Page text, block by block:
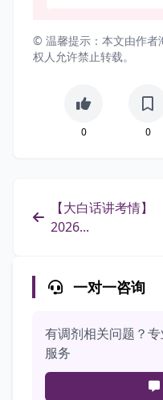
© 温馨提示：本文由作者
权人允许禁止转载。
0 0
【大白话讲考情】
2026...
一对一咨询
有调剂相关问题？
服务